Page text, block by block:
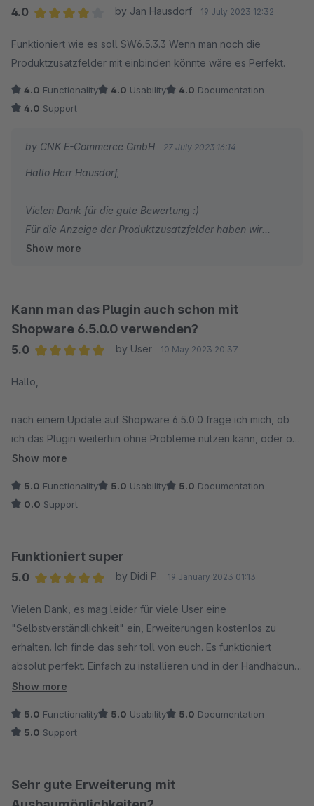
4.0
by Jan Hausdorf 19 July 2023 12:32
Funktioniert wie es soll SW6.5.3.3 Wenn man noch die
Produktzusatzfelder mit einbinden könnte wäre es Perfekt.
4.0 Functionality 4.0 Usability 4.0 Documentation
4.0 Support
by CNK E-Commerce GmbH 27 July 2023 16:14
Hallo Herr Hausdorf,
Vielen Dank für die gute Bewertung :)
Für die Anzeige der Produktzusatzfelder haben wir
folgendes Plugin:
auf-detailseite-custom-fields.html
Vielen Dank!
Show more
Kann man das Plugin auch schon mit
Shopware 6.5.0.0 verwenden?
5.0
by User 10 May 2023 20:37
Hallo,
nach einem Update auf Shopware 6.5.0.0 frage ich mich, ob
ich das Plugin weiterhin ohne Probleme nutzen kann, oder ob
ich auf ein Update für das Plugin (+CNK Foundation) warten
Show more
5.0 Functionality 5.0 Usability 5.0 Documentation
0.0 Support
Funktioniert super
5.0
by Didi P. 19 January 2023 01:13
Vielen Dank, es mag leider für viele User eine
"Selbstverständlichkeit" ein, Erweiterungen kostenlos zu
erhalten. Ich finde das sehr toll von euch. Es funktioniert
absolut perfekt. Einfach zu installieren und in der Handhabung
ist es perfekt. Vielen Dank, dass ihr uns diese Erweiterung zur
Show more
5.0 Functionality 5.0 Usability 5.0 Documentation
5.0 Support
Sehr gute Erweiterung mit